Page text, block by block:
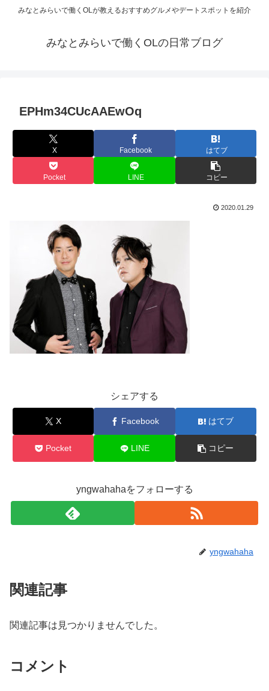
みなとみらいで働くOLが教えるおすすめグルメやデートスポットを紹介
みなとみらいで働くOLの日常ブログ
EPHm34CUcAAEwOq
X Facebook はてブ
Pocket LINE コピー
2020.01.29
シェアする
X Facebook はてブ
Pocket LINE コピー
yngwahahaをフォローする
yngwahaha
関連記事
関連記事は見つかりませんでした。
コメント